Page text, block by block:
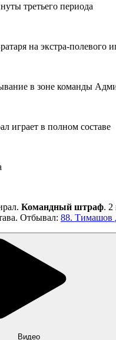
третьего периода
на экстра-полевого
в зоне команды
играет в полном составе
Командный штраф.
Отбывал: 88. Тимашов
Видео